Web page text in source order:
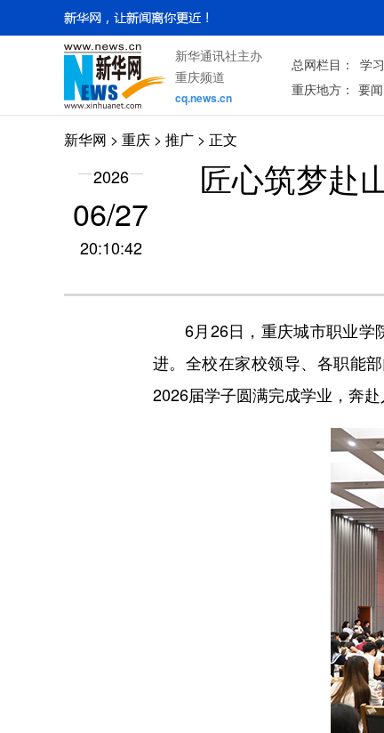
新华通讯社主办
重庆频道
cq.news.cn
总网栏目： 学
重庆地方： 要闻
新华网 > 重庆 > 推广 > 正文
2026
06/27
20:10:42
匠心筑梦赴
6月26日，重庆城市职业学
进。全校在家校领导、各职能
2026届学子圆满完成学业，奔赴